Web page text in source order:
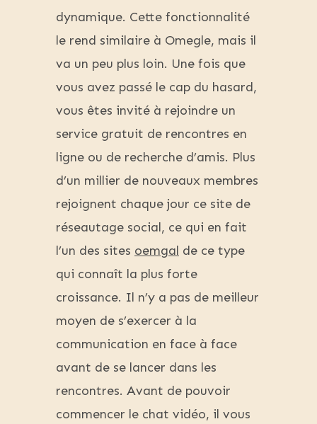
dynamique. Cette fonctionnalité
le rend similaire à Omegle, mais il
va un peu plus loin. Une fois que
vous avez passé le cap du hasard,
vous êtes invité à rejoindre un
service gratuit de rencontres en
ligne ou de recherche d’amis. Plus
d’un millier de nouveaux membres
rejoignent chaque jour ce site de
réseautage social, ce qui en fait
l’un des sites oemgal de ce type
qui connaît la plus forte
croissance. Il n’y a pas de meilleur
moyen de s’exercer à la
communication en face à face
avant de se lancer dans les
rencontres. Avant de pouvoir
commencer le chat vidéo, il vous